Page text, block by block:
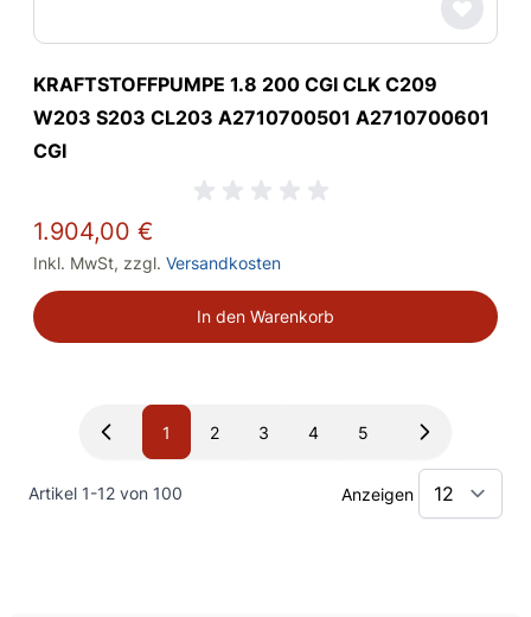
KRAFTSTOFFPUMPE 1.8 200 CGI CLK C209
W203 S203 CL203 A2710700501 A2710700601
CGI
1.904,00 €
Inkl. MwSt, zzgl. Versandkosten
In den Warenkorb
Artikel 1-12 von 100
Sie lesen gerade Seite
1 Seite
2 Seite
3 Seite
4 Seite
5
Anzeigen